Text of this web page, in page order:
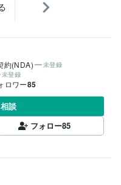
約(NDA) 未登録
未登録
ロワー85
談
フォロー85